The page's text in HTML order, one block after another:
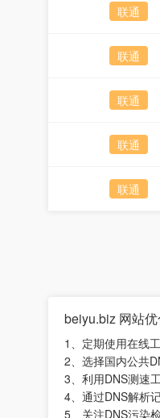
联通
联通
联通
联通
联通
beiyu.biz 网站
1、定期使用在线
2、选择国内公共
3、利用DNS测速
4、通过DNS解析
5、关注DNS污染